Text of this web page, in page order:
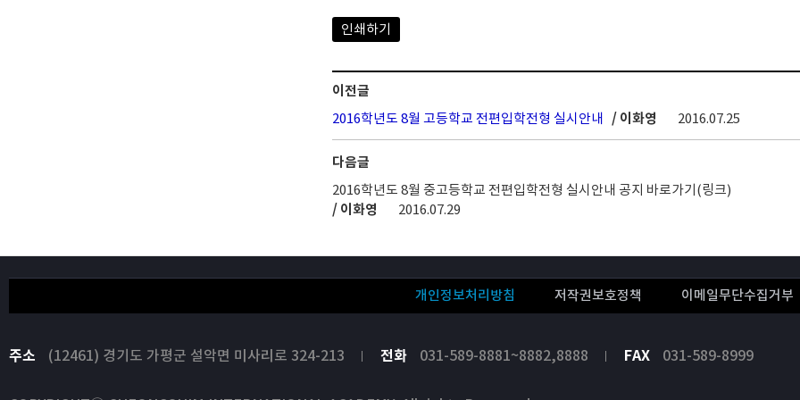
인쇄하기
이전글
2016학년도 8월 고등학교 전편입학전형 실시안내 / 이화영 2016.07.25
다음글
2016학년도 8월 중고등학교 전편입학전형 실시안내 공지 바로가기(링크)
/ 이화영
2016.07.29
개인정보처리방침 저작권보호정책 이메일무단수집거부
주소 (12461) 경기도 가평군 설악면 미사리로 324-213 전화 031-589-8881~8882,8888 FAX 031-589-8999